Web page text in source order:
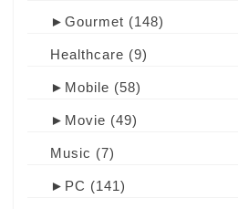
► Gourmet (148)
Healthcare (9)
► Mobile (58)
► Movie (49)
Music (7)
► PC (141)